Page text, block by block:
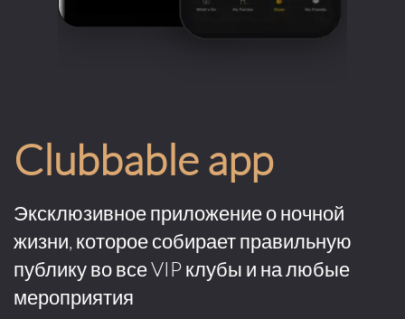
Clubbable app
Эксклюзивное приложение о ночной
жизни, которое собирает правильную
публику во все VIP клубы и на любые
мероприятия